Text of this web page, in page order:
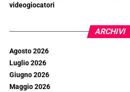
videogiocatori
ARCHIVI
Agosto 2026
Luglio 2026
Giugno 2026
Maggio 2026